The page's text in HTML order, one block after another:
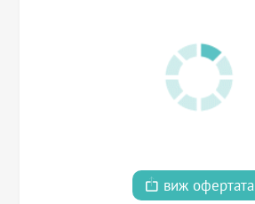
виж офертата